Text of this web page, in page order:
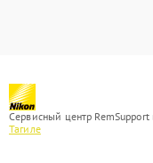
Сервисный центр RemSupport
Тагиле